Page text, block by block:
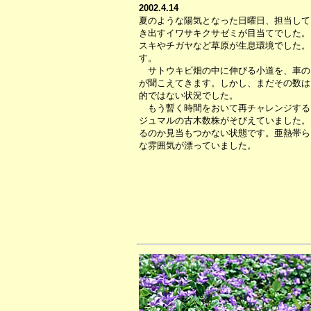
2002.4.14
夏のような陽気となった日曜日、担当し
き出すイワサキクサゼミが目当てでした
スキやチガヤなど草原が生息環境でした
す。
サトウキビ畑の中に伸びる小道を、車
が聞こえてきます。しかし、まだその数
的ではない状況でした。
もう暫く時間をおいて再チャレンジす
ジュマルの古木数株がそびえていました
るのか見当もつかない状態です。亜熱帯
な雰囲気が漂っていました。